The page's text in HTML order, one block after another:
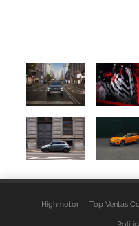
Highmotor Top Ventas